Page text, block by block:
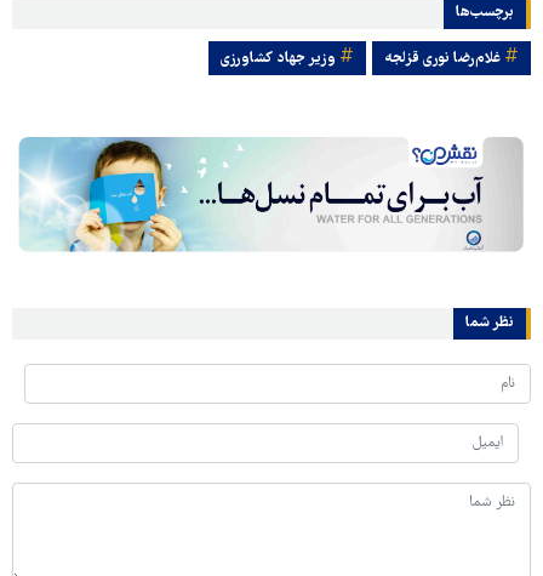
برچسب‌ها
غلام‌رضا نوری قزلجه وزیر جهاد کشاورزی
نظر شما